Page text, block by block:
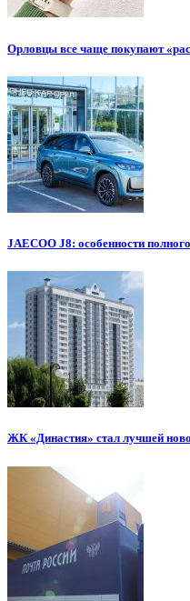
Орловцы все чаще покупают
JAECOO J8: особенности
ЖК «Династия» стал лучшей